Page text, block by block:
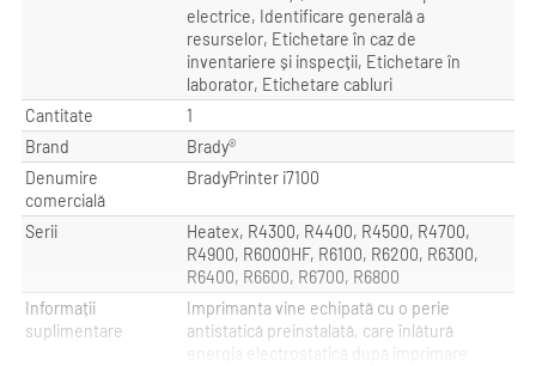
electrice, Identificare generală a
resurselor, Etichetare în caz de
inventariere și inspecții, Etichetare în
laborator, Etichetare cabluri
Cantitate
1
Brand
Brady®
Denumire
comercială
BradyPrinter i7100
Serii
Heatex, R4300, R4400, R4500, R4700,
R4900, R6000HF, R6100, R6200, R6300,
R6400, R6600, R6700, R6800
Informații
suplimentare
Imprimanta vine echipată cu o perie
antistatică preinstalată, care înlătură
energia electrostatică după imprimare